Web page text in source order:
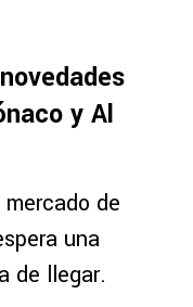
y Al
de
una
de llegar.